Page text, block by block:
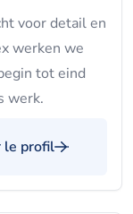
voor detail en
werken we
tot eind
werk.
le profil